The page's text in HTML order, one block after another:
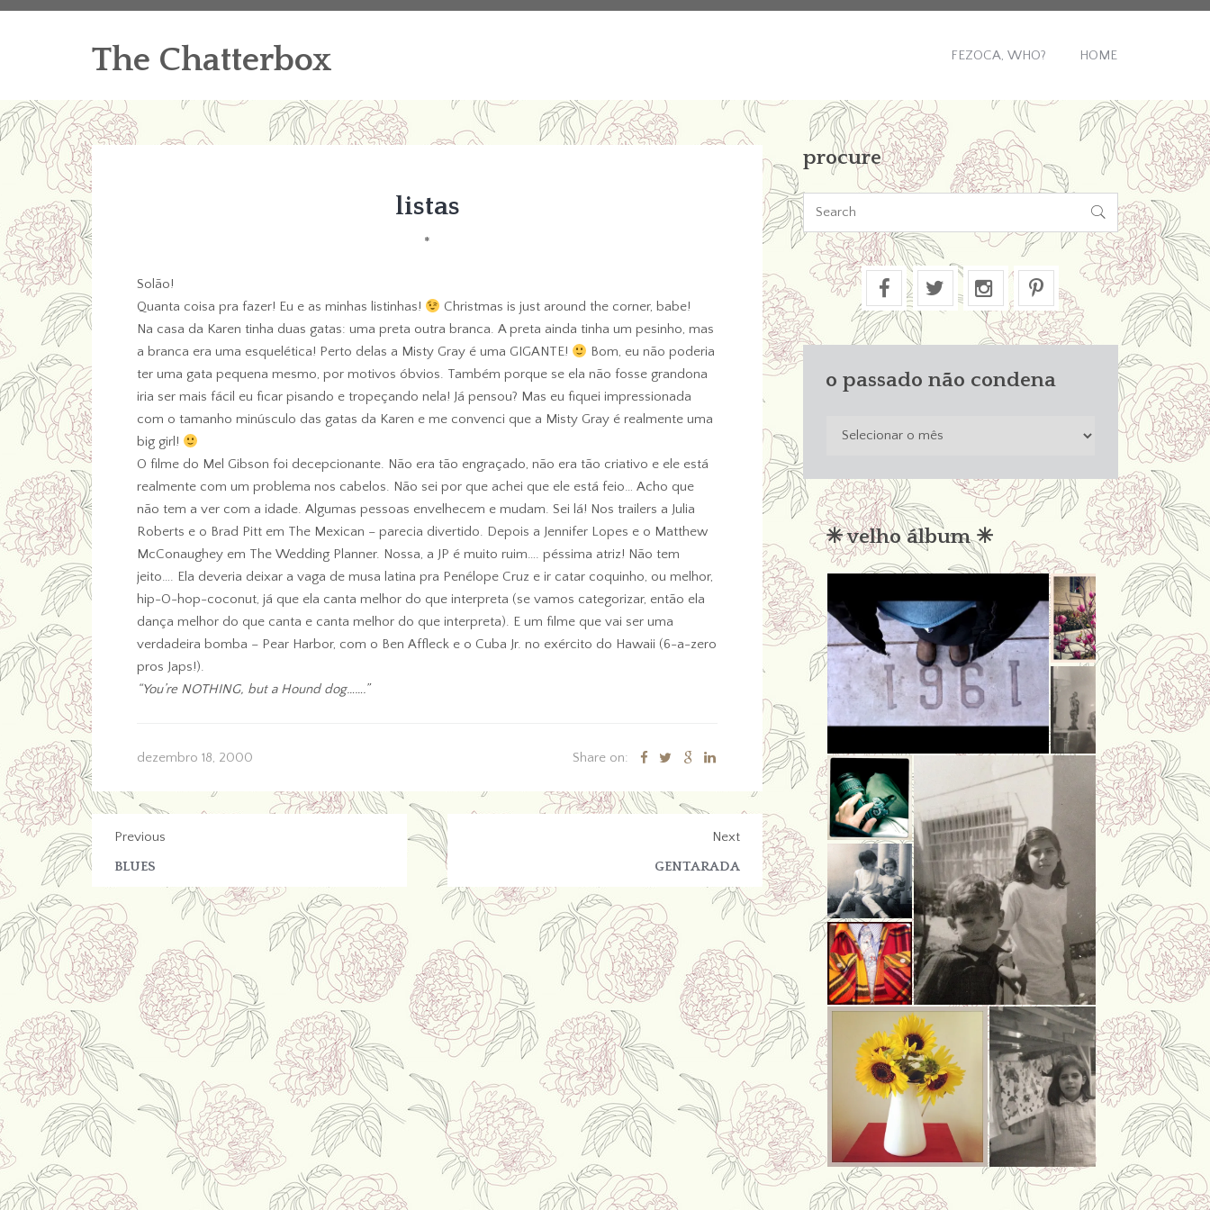
The Chatterbox FEZOCA, WHO? HOME
listas
*
Solão!
Quanta coisa pra fazer! Eu e as minhas listinhas!
Christmas is just around the corner, babe!
Na casa da Karen tinha duas gatas: uma preta outra branca. A preta ainda tinha um pesinho, mas
a branca era uma esquelética! Perto delas a Misty Gray é uma GIGANTE!
Bom, eu não poderia
ter uma gata pequena mesmo, por motivos óbvios. Também porque se ela não fosse grandona
iria ser mais fácil eu ficar pisando e tropeçando nela! Já pensou? Mas eu fiquei impressionada
com o tamanho minúsculo das gatas da Karen e me convenci que a Misty Gray é realmente uma
big girl!
O filme do Mel Gibson foi decepcionante. Não era tão engraçado, não era tão criativo e ele está
realmente com um problema nos cabelos. Não sei por que achei que ele está feio… Acho que
não tem a ver com a idade. Algumas pessoas envelhecem e mudam. Sei lá! Nos trailers a Julia
Roberts e o Brad Pitt em The Mexican – parecia divertido. Depois a Jennifer Lopes e o Matthew
McConaughey em The Wedding Planner. Nossa, a JP é muito ruim…. péssima atriz! Não tem
jeito…. Ela deveria deixar a vaga de musa latina pra Penélope Cruz e ir catar coquinho, ou melhor,
hip-O-hop-coconut, já que ela canta melhor do que interpreta (se vamos categorizar, então ela
dança melhor do que canta e canta melhor do que interpreta). E um filme que vai ser uma
verdadeira bomba – Pear Harbor, com o Ben Affleck e o Cuba Jr. no exército do Hawaii (6-a-zero
pros Japs!).
“You’re NOTHING, but a Hound dog…….”
dezembro 18, 2000 Share on:
Previous
BLUES
Next
GENTARADA
procure

o passado não condena
condena
✳︎ velho álbum ✳︎